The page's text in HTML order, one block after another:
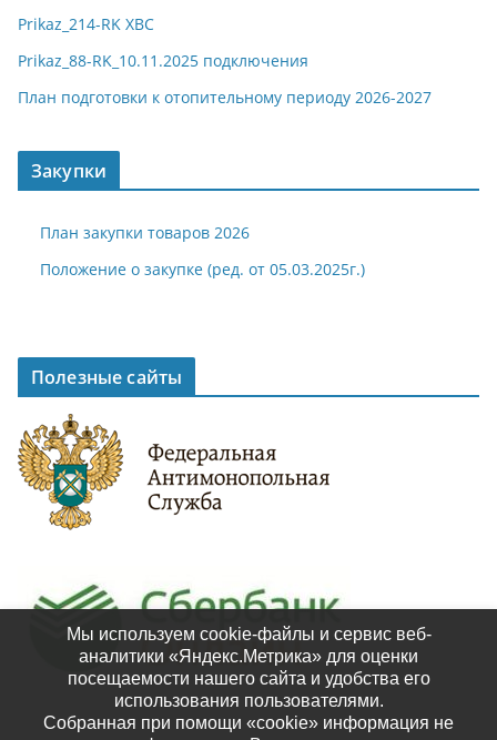
Prikaz_214-RK ХВС
Prikaz_88-RK_10.11.2025 подключения
План подготовки к отопительному периоду 2026-2027
Закупки
План закупки товаров 2026
Положение о закупке (ред. от 05.03.2025г.)
Полезные сайты
Мы используем cookie-файлы и сервис веб-
аналитики «Яндекс.Метрика» для оценки
посещаемости нашего сайта и удобства его
использования пользователями.
Собранная при помощи «cookie» информация не